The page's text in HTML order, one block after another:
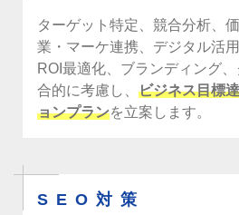
ターゲット特定、競合分析、
業・マーケ連携、デジタル活
ROI最適化、ブランディング
合的に考慮し、 ビジネス目標
ョンプランを立案します。
SEO対策